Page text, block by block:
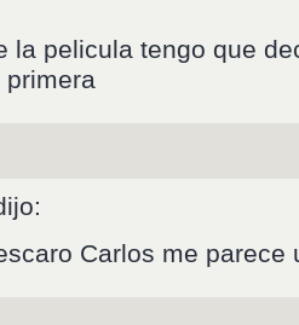
la pelicula tengo que
primera
Carlos me parece